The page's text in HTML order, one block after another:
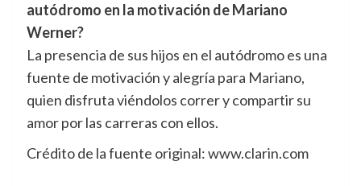
autódromo en la motivación de Mariano
Werner?
La presencia de sus hijos en el autódromo es una
fuente de motivación y alegría para Mariano,
quien disfruta viéndolos correr y compartir su
amor por las carreras con ellos.
Crédito de la fuente original: www.clarin.com